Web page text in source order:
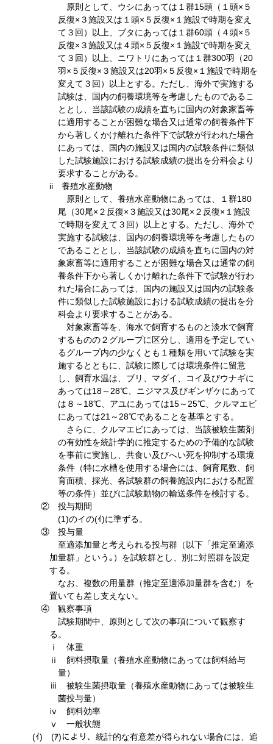
原則として、ウシにあっては１群15頭（１頭×５
反復×３施設又は１頭×５反復×１施設で時期を変え
て３回）以上、ブタにあっては１群60頭（４頭×５
反復×３施設又は４頭×５反復×１施設で時期を変え
て３回）以上、ニワトリにあっては１群300羽（20
羽×５反復×３施設又は20羽×５反復×１施設で時期を
変えて３回）以上とする。ただし、海外で実施する
試験は、国内の飼養環境等を考慮したものであるこ
ととし、当該試験の成績を直ちに国内の対象家畜等
に適用することが困難な場合又は通常の飼養条件下
から著しくかけ離れた条件下で試験が行われた場合
にあっては、国内の施設又は国内の試験条件に類似
した試験施設における試験成績の提出を分科会より
要求することがある。
ii 養殖水産動物
原則として、養殖水産動物にあっては、１群180
尾（30尾×２反復×３施設又は30尾×２反復×１施設
で時期を変えて３回）以上とする。ただし、海外で
実施する試験は、国内の飼養環境等を考慮したもの
であることとし、当該試験の成績を直ちに国内の対
象家畜等に適用することが困難な場合又は通常の飼
養条件下から著しくかけ離れた条件下で試験が行わ
れた場合にあっては、国内の施設又は国内の試験条
件に類似した試験施設における試験成績の提出を分
科会より要求することがある。
対象家畜等を、海水で飼育するものと淡水で飼育
するものの２グループに区分し、適用を予定してい
るグループ内の少なくとも１種類を用いて試験を実
施するとともに、試験に際しては環境条件に留意
し、飼育水温は、ブリ、マダイ、コイ及びウナギに
あっては18～28℃、ニジマス及びギンザケにあって
は８～18℃、アユにあっては15～25℃、クルマエビ
にあっては21～28℃であることを基準とする。
さらに、クルマエビにあっては、当該被験生菌剤
の有効性を統計学的に推定するための予備的な試験
を事前に実施し、共食い及びへい死を抑制する環境
条件（特に水槽を使用する場合には、飼育尾数、飼
育面積、採光、各試験群の飼養施設内における配置
等の条件）並びに試験動物の輸送条件を検討する。
② 投与期間
(1)のイの(ｲ)に準ずる。
③ 投与量
至適添加量と考えられる投与群（以下「推定至適添
加量群」という｡）を試験群とし、別に対照群を設定
する。
なお、複数の用量群（推定至適添加量群を含む）を
置いても差し支えない。
④ 観察事項
試験期間中、原則として次の事項について観察す
る。
ⅰ 体重
ⅱ 飼料摂取量（養殖水産動物にあっては飼料給与
量）
ⅲ 被験生菌摂取量（養殖水産動物にあっては被験生
菌投与量）
ⅳ 飼料効率
ⅴ 一般状態
(ｲ) (ｱ)により、統計的な有意差が得られない場合には、追